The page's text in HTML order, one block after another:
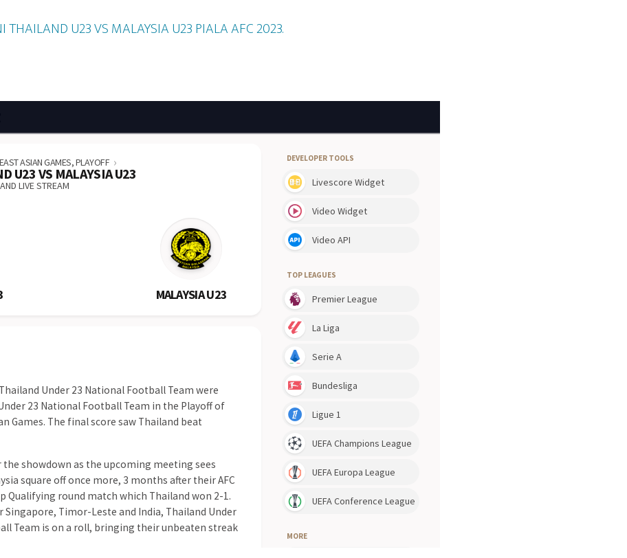
THAILAND U23 VS MALAYSIA U23 PIALA AFC 2023.